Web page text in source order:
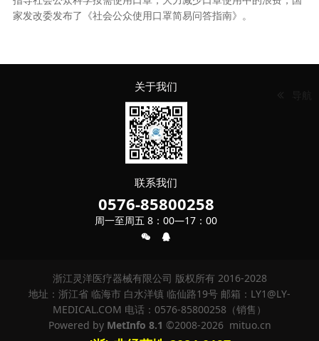
家发改委发布了《社会公众使用口罩简易问答指南》。
关于我们
联系我们
0576-85800258
周一至周五 8：00—17：00
浙江灵洋医疗器械有限公司 版权所有 2016-2028
地址：浙江省 临海市 白水洋镇 临仙路19号 邮箱：LY1@LY-
MEDICAL.COM 电话：0576-85800258（销售）
Powered by MetInfo 8.1 ©2008-2026 mituo.cn